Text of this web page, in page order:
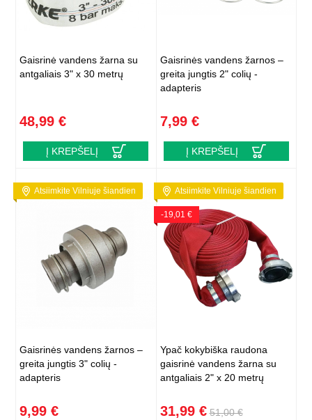
Gaisrinė vandens žarna su
antgaliais 3" x 30 metrų
48,99 €
Į KREPŠELĮ
Gaisrinės vandens žarnos –
greita jungtis 2" colių -
adapteris
7,99 €
Į KREPŠELĮ
Atsiimkite Vilniuje šiandien
Gaisrinės vandens žarnos –
greita jungtis 3" colių -
adapteris
9,99 €
Atsiimkite Vilniuje šiandien
-19,01 €
Ypač kokybiška raudona
gaisrinė vandens žarna su
antgaliais 2" x 20 metrų
31,99 € 51,00 €